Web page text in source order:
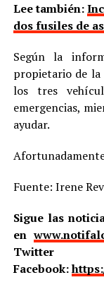
Lee también:
dos fusiles de
Según la
propietario de la
los tres
emergencias,
ayudar.
Fuente: Irene
Sigue las
en
Twitter
Facebook: